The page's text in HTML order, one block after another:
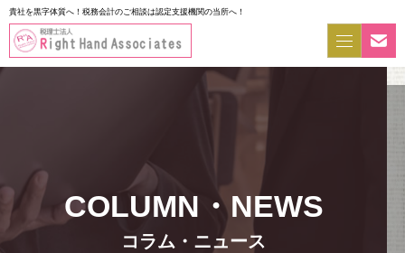
貴社を黒字体質へ！税務会計のご相談は認定支援機関の当所へ！
コラム・ニュース